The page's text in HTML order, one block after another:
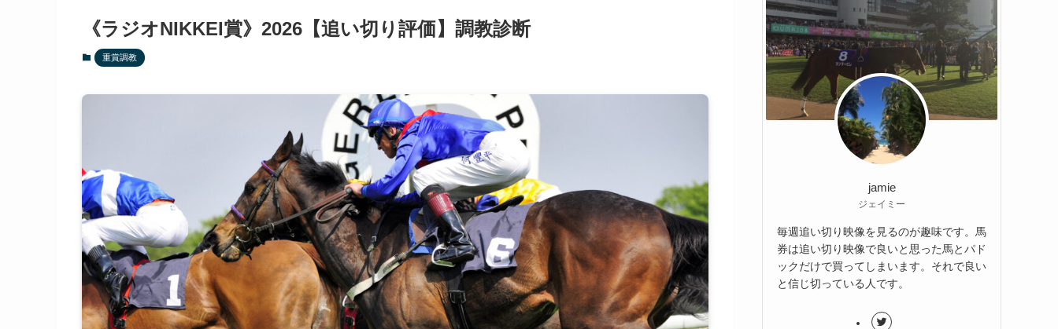
《ラジオNIKKEI賞》2026【追い切り評価】調教診断
重賞調教
jamie
ジェイミー
毎週追い切り映像を見るのが趣味です。馬
券は追い切り映像で良いと思った馬とパド
ックだけで買ってしまいます。それで良い
と信じ切っている人です。